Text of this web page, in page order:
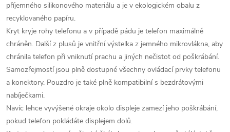
příjemného silikonového materiálu a je v ekologickém obalu z
recyklovaného papíru.
Kryt kryje rohy telefonu a v případě pádu je telefon maximálně
chráněn. Další z plusů je vnitřní výstelka z jemného mikrovlákna, aby
chránila telefon při vniknutí prachu a jiných nečistot od poškrábání.
Samozřejmostí jsou plně dostupné všechny ovládací prvky telefonu
a konektory. Pouzdro je také plně kompatibilní s bezdrátovými
nabíječkami.
Navíc lehce vyvýšené okraje okolo displeje zamezí jeho poškrábání,
pokud telefon pokládáte displejem dolů.